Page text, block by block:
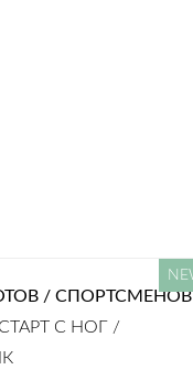
/ СПОРТСМЕНОВ
С НОГ /